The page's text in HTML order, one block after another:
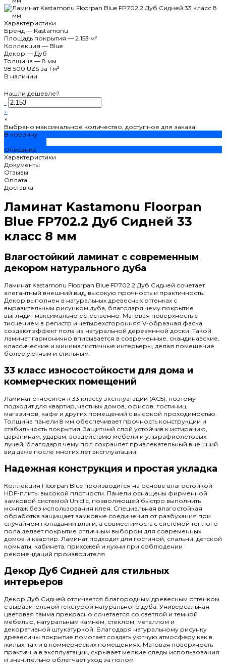
Характеристики
Бренд — Kastamonu
Площадь покрытия — 2.153 м²
Коллекция — Blue
Декор — Дуб
Толщина — 8 мм
98 500 UZS за 1 м²
В наличии
Нашли дешевле?
-
+
×
Выбрано максимальное количество, доступное для заказа
В корзину
Описание
Характеристики
Документы
Отзывы
Оплата
Доставка
Ламинат Kastamonu Floorpan
Blue FP702.2 Дуб Сидней 33
класс 8 мм
Влагостойкий ламинат с современным
декором натурального дуба
Ламинат Kastamonu Floorpan Blue FP702.2 Дуб Сидней сочетает
элегантный внешний вид, высокую прочность и практичность.
Декор выполнен в натуральных древесных оттенках с
выразительным рисунком дуба, благодаря чему покрытие
выглядит максимально естественно. Матовая поверхность с
тиснением в регистр и четырехсторонняя V-образная фаска
создают эффект пола из натуральной деревянной доски. Такой
ламинат гармонично вписывается в современные, скандинавские,
классические и минималистичные интерьеры, делая помещение
более уютным и стильным.
33 класс износостойкости для дома и
коммерческих помещений
Ламинат относится к 33 классу эксплуатации (AC5), поэтому
подходит для квартир, частных домов, офисов, гостиниц,
магазинов, кафе и других помещений с высокой проходимостью.
Толщина панели 8 мм обеспечивает прочность конструкции и
стабильность покрытия. Защитный слой устойчив к истиранию,
царапинам, ударам, воздействию мебели и ультрафиолетовых
лучей, благодаря чему пол сохраняет привлекательный внешний
вид даже после многих лет эксплуатации.
Надежная конструкция и простая укладка
Коллекция Floorpan Blue производится на основе влагостойкой
HDF-плиты высокой плотности. Панели оснащены фирменной
замковой системой Uniclic, позволяющей быстро выполнить
монтаж без использования клея. Специальная влагостойкая
обработка защищает замковые соединения от разбухания при
случайном попадании влаги, а совместимость с системой теплого
пола делает покрытие отличным выбором для современных
домов и квартир. Ламинат подходит для гостиной, спальни, детской
комнаты, кабинета, прихожей и кухни при соблюдении
рекомендаций производителя.
Декор Дуб Сидней для стильных
интерьеров
Декор Дуб Сидней отличается благородным древесным оттенком
с выразительной текстурой натурального дуба. Универсальная
цветовая гамма прекрасно сочетается со светлой и темной
мебелью, натуральным камнем, стеклом, металлом и
декоративной штукатуркой. Благодаря натуральному рисунку
древесины покрытие помогает создать уютную атмосферу как в
жилых, так и в коммерческих помещениях. Матовая поверхность
практична в эксплуатации, скрывает мелкие следы использования
и значительно облегчает уход за полом.